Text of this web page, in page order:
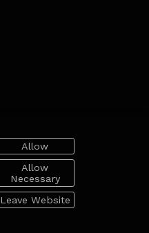
Allow
Allow
Necessary
Leave Website